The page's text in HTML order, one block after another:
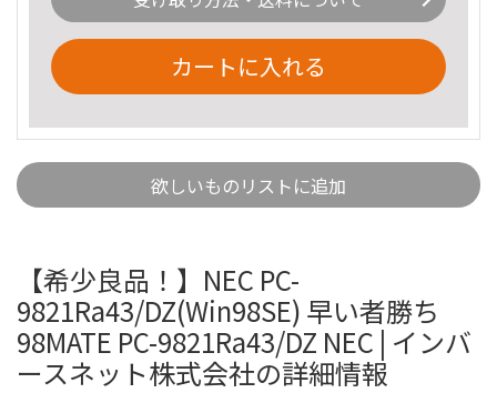
カートに入れる
欲しいものリストに追加
【希少良品！】NEC PC-
9821Ra43/DZ(Win98SE) 早い者勝ち
98MATE PC-9821Ra43/DZ NEC | インバ
ースネット株式会社の詳細情報